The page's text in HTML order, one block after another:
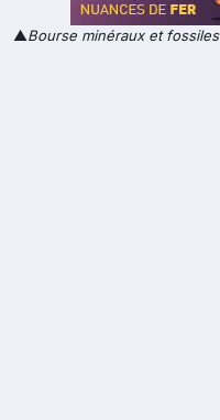
▲Bourse minéraux et